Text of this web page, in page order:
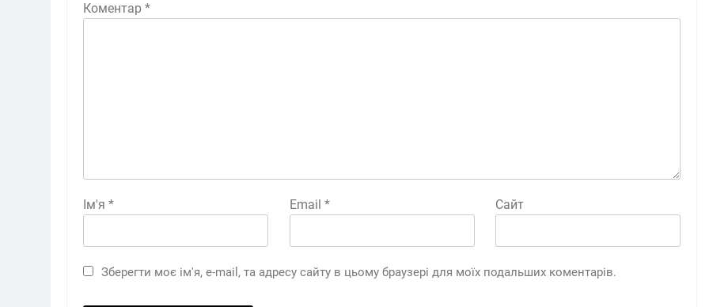
Коментар *
Ім'я * Email * Сайт
Зберегти моє ім'я, e-mail, та адресу сайту в цьому браузері для моїх подальших коментарів.